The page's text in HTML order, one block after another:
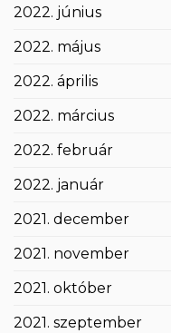
2022. június
2022. május
2022. április
2022. március
2022. február
2022. január
2021. december
2021. november
2021. október
2021. szeptember